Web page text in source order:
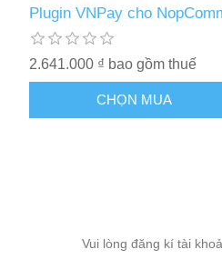
Plugin VNPay cho
2.641.000 ₫ bao gồm thuế
CHỌN MUA
Vui lòng đăng kí tài